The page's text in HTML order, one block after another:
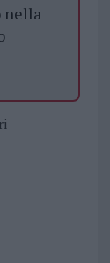
nella